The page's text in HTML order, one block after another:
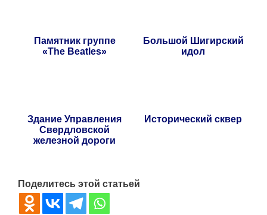
Памятник группе
«The Beatles»
Большой Шигирский
идол
Здание Управления
Свердловской
железной дороги
Исторический сквер
Поделитесь этой статьей